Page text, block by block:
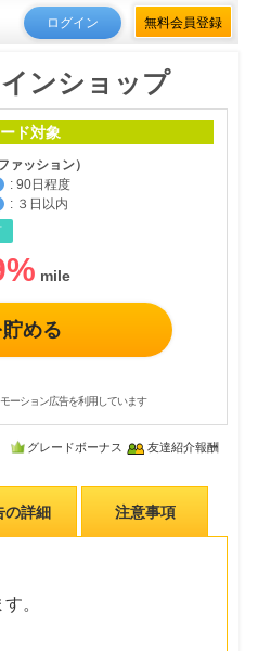
ログイン 無料会員登録
ンショップ
ド対象
ァッション）
: 90日程度
: ３日以内
%
める
ーション広告を利用しています
グレードボーナス 友達紹介報酬
の詳細 注意事項
。